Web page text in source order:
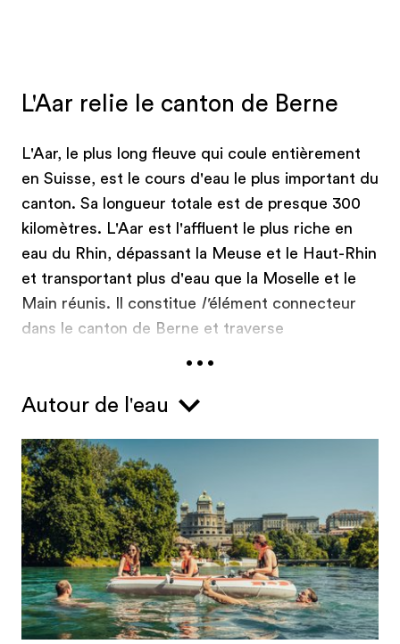
L'Aar relie le canton de Berne
L'Aar, le plus long fleuve qui coule entièrement
en Suisse, est le cours d'eau le plus important du
canton. Sa longueur totale est de presque 300
kilomètres. L'Aar est l'affluent le plus riche en
eau du Rhin, dépassant la Meuse et le Haut-Rhin
et transportant plus d'eau que la Moselle et le
Main réunis. Il constitue l'élément connecteur
dans le canton de Berne et traverse
pied du Jura sud. L'Aar prend sa source dans les
presque 300 kilomètres dans les Alpes
bernoises orientales, les lacs d’Oberaar et de
Grimsel et les lacs de Brienz et de Thoune, en
continuant ensuite par la ville fédérale de Berne,
par Aarberg, le lac de Bienne puis en direction
de Soleure. À Coblence, l'Aar se jette finalement
dans le Rhin. Les gorges de l’Aar près de
Meiringen, longues de 1,4 km mais larges de
...
Autour de l'eau